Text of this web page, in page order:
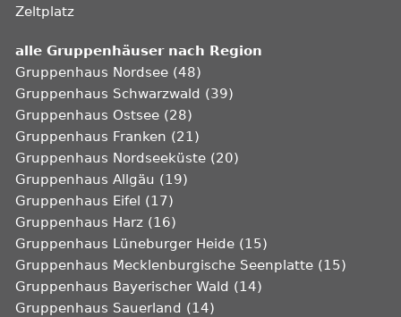
Zeltplatz
alle Gruppenhäuser nach Region
Gruppenhaus Nordsee (48)
Gruppenhaus Schwarzwald (39)
Gruppenhaus Ostsee (28)
Gruppenhaus Franken (21)
Gruppenhaus Nordseeküste (20)
Gruppenhaus Allgäu (19)
Gruppenhaus Eifel (17)
Gruppenhaus Harz (16)
Gruppenhaus Lüneburger Heide (15)
Gruppenhaus Mecklenburgische Seenplatte (15)
Gruppenhaus Bayerischer Wald (14)
Gruppenhaus Sauerland (14)